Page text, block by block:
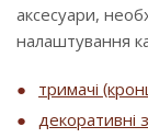
аксесуари,
налаштування
тримачі
декоративні